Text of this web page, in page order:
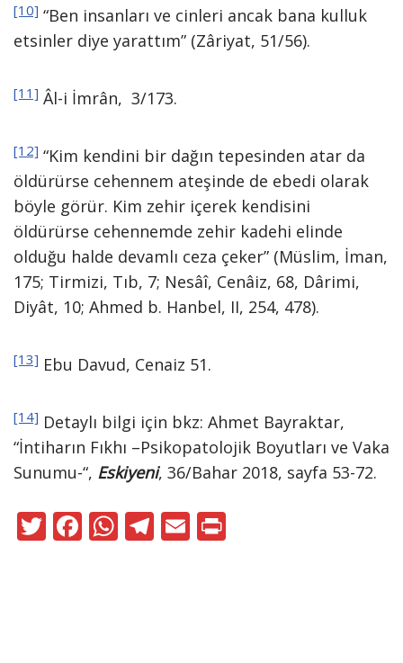
[10] “Ben insanları ve cinleri ancak bana kulluk
etsinler diye yarattım” (Zâriyat, 51/56).
[11] Âl-i İmrân, 3/173.
[12] “Kim kendini bir dağın tepesinden atar da
öldürürse cehennem ateşinde de ebedi olarak
böyle görür. Kim zehir içerek kendisini
öldürürse cehennemde zehir kadehi elinde
olduğu halde devamlı ceza çeker” (Müslim, İman,
175; Tirmizi, Tıb, 7; Nesâî, Cenâiz, 68, Dârimi,
Diyât, 10; Ahmed b. Hanbel, II, 254, 478).
[13] Ebu Davud, Cenaiz 51.
[14] Detaylı bilgi için bkz: Ahmet Bayraktar,
“İntiharın Fıkhı –Psikopatolojik Boyutları ve Vaka
Sunumu-“, Eskiyeni, 36/Bahar 2018, sayfa 53-72.
T F W T E